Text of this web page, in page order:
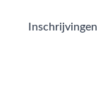
Inschrijvingen